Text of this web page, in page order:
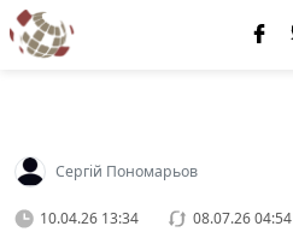
Сергій Пономарьов
10.04.26 13:34 08.07.26 04:54